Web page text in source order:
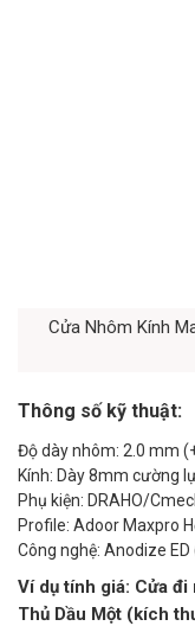
Cửa Nhôm Kính
Thông số kỹ thuật:
Độ dày nhôm: 2.0 mm
Kính: Dày 8mm cường
Phụ kiện: DRAHO/
Profile: Adoor Maxpro
Công nghệ: Anodize
Ví dụ tính giá: Cửa
Thủ Dầu Một (kích